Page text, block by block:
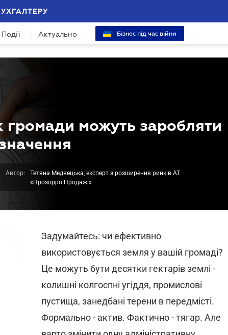
Події Актуально Бізнес під час війни
громади можуть заробляти
Автор:
Тетяна Медвецька, експерт з розширення ринків АТ
«Прозорро.Продажі»
Задумайтесь: чи ефективно
використовується земля у вашій громаді?
Це можуть бути десятки гектарів землі -
колишні колгоспні угіддя, промислові
пустища, занедбані терени в передмісті.
Формально - актив. Фактично - тягар. Але